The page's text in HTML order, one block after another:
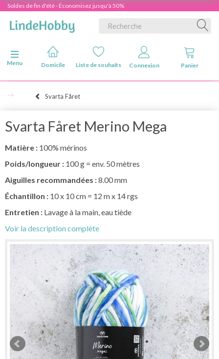
Soldes de fin d'été - Économisez jusqu'à 50%
Basculer la navigation
Menu
Domicile Liste de souhaits Connexion Panier
Svarta Fåret
Svarta Fåret Merino Mega
Matière : 100% mérinos
Poids/longueur : 100 g = env. 50 mètres
Aiguilles recommandées :8.00 mm
Échantillon : 10 x 10 cm = 12 m x 14 rgs
Entretien : Lavage à la main, eau tiède
Voir la description complète